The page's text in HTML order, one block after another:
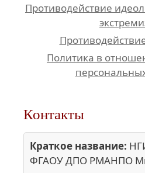
Противодействие
Политика в
Контакты
Краткое название:
ФГАОУ ДПО РМАНПО